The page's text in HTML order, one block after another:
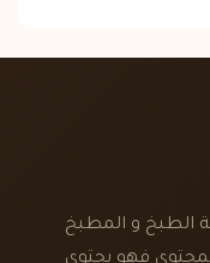
الطبخ و المطبخ
فهو يحتوي